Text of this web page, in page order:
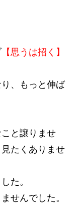
【思うは招く】
、もっと伸ば
と譲りませ
たくありませ
た。
せんでした。